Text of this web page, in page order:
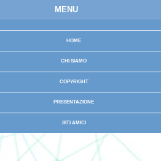
MENU
HOME
CHI SIAMO
COPYRIGHT
PRESENTAZIONE
SITI AMICI